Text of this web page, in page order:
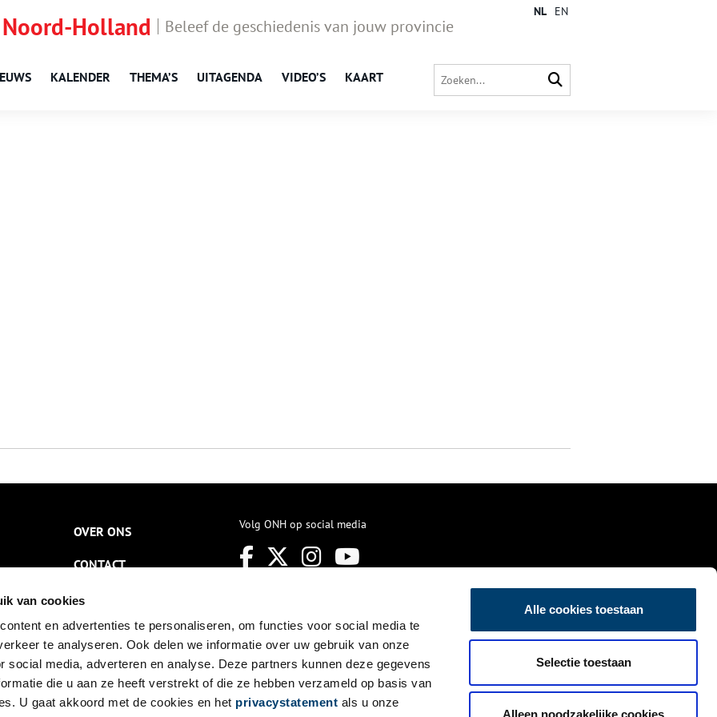
van cookies
en advertenties te personaliseren, om functies voor social media te
te analyseren. Ook delen we informatie over uw gebruik van onze
social media, adverteren en analyse. Deze partners kunnen deze gegevens
die u aan ze heeft verstrekt of die ze hebben verzameld op basis van
U gaat akkoord met de cookies en het privacystatement als u onze
Alle cookies toestaan
Selectie toestaan
Alleen noodzakelijke cookies
Holland Beleef de geschiedenis van jouw provincie
KALENDER THEMA’S UITAGENDA VIDEO’S KAART
NL EN
OVER ONS
CONTACT
NIEUWSBRIEF
DISCLAIMER
PRIVACY
TOEGANKELIJKHEID
Volg ONH op social media